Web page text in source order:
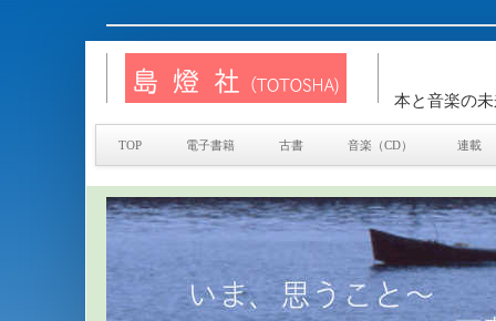
本と音楽の
TOP 電子書籍 古書 音楽（CD） 連載